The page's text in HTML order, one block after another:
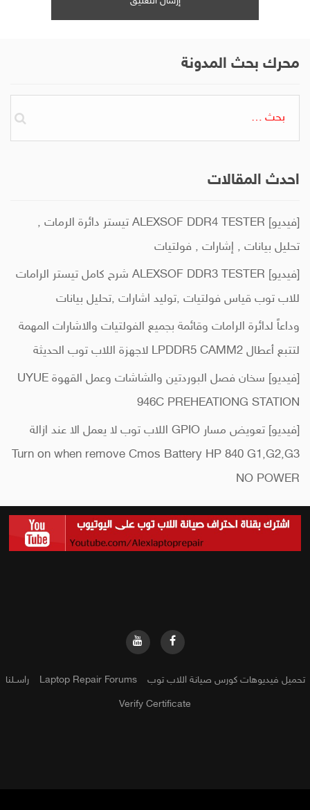
محرك بحث المدونة
احدث المقالات
[فيديو] ALEXSOF DDR4 TESTER تيستر دائرة الرمات ,
تحليل بيانات , إشارات , فولتيات
[فيديو] ALEXSOF DDR3 TESTER شرح كامل تيستر الرامات
للاب توب قياس فولتيات ,توليد اشارات ,تحليل بيانات
وداعاً لدائرة الرامات وقائمة بجميع الفولتيات والاشارات المهمة
لتتبع أعطال LPDDR5 CAMM2 لاجهزة اللاب توب الحديثة
[فيديو] سخان فصل البوردتين والشاشات وعمل القهوة UYUE
946C PREHEATIONG STATION
[فيديو] تعويض مسار GPIO اللاب توب لا يعمل الا عند ازالة
Turn on when remove Cmos Battery HP 840 G1,G2,G3
NO POWER
تحميل فيديوهات كورس صيانة اللاب توب Laptop Repair Forums راســلنا
Verify Certificate